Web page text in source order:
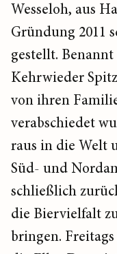
Wesseloh, aus
Gründung 2011
gestellt.
Kehrwieder
von ihren
verabschiedet
raus in die Welt
Süd- und
schließlich
die Biervielfalt
bringen.